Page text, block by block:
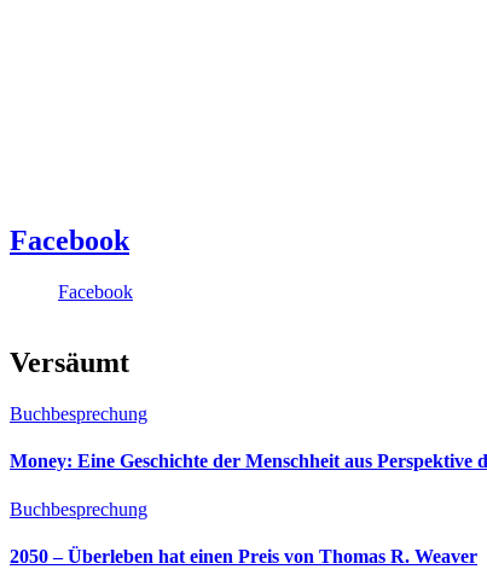
Facebook
Facebook
Versäumt
Buchbesprechung
Money: Eine Geschichte der Menschheit aus Perspektive
Buchbesprechung
2050 – Überleben hat einen Preis von Thomas R. Weaver